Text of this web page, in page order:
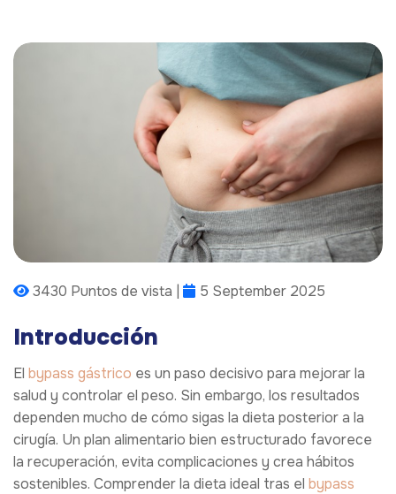
3430 Puntos de vista | 5 September 2025
Introducción
El bypass gástrico es un paso decisivo para mejorar la
salud y controlar el peso. Sin embargo, los resultados
dependen mucho de cómo sigas la dieta posterior a la
cirugía. Un plan alimentario bien estructurado favorece
la recuperación, evita complicaciones y crea hábitos
sostenibles. Comprender la dieta ideal tras el bypass